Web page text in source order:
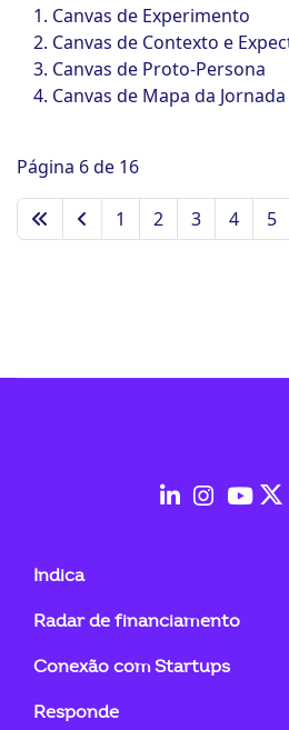
Canvas de Experimento
Canvas de Contexto e
Canvas de Proto-Persona
Canvas de Mapa da Jornada
Página 6 de 16
1 2 3 4 5
in
Indica
Radar de financiamento
Conexão com Startups
Responde